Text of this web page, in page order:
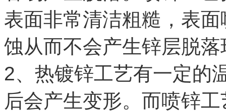
表面非常清洁粗糙，表
蚀从而不会产生锌层脱落
2、热镀锌工艺有一定的
后会产生变形。而喷锌